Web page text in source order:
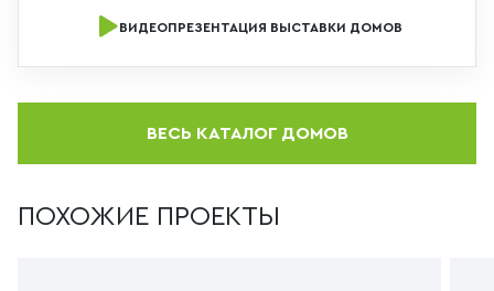
ВИДЕОПРЕЗЕНТАЦИЯ ВЫСТАВКИ ДОМОВ
ВЕСЬ КАТАЛОГ ДОМОВ
ПОХОЖИЕ ПРОЕКТЫ